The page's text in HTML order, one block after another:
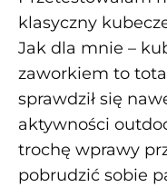
klasyczny
Jak dla mnie –
zaworkiem to
sprawdził się
aktywności
trochę wprawy
pobrudzić sobie